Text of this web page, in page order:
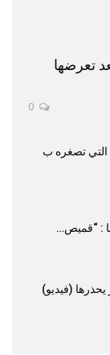
تعرضها
التي تصغره ب
: “قميص…
(فيديو)